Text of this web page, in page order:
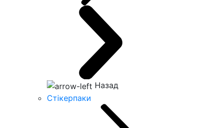
Назад
Стікерпаки